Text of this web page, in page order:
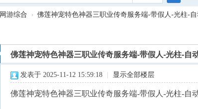
搜
网游综合 › 佛莲神宠特色神器三职业传奇服务端-带假人-光柱-
佛莲神宠特色神器三职业传奇服务端-带假人-光柱-自
发表于 2025-11-12 15:59:18 显示全部楼层
佛莲神宠特色神器三职业传奇服务端-带假人-光柱-自